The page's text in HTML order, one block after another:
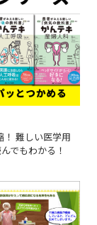
難しい医学用
でもわかる！